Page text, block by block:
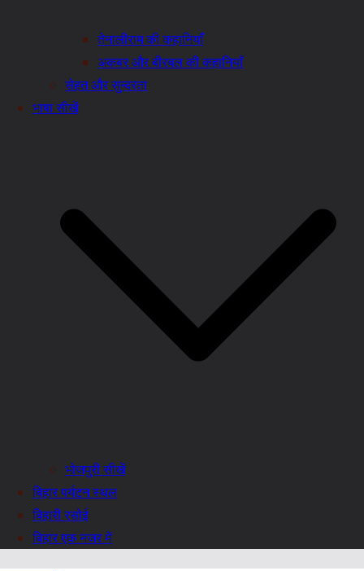
तेनालीराम की कहानियाँ
अकबर और बीरबल की कहानियाँ
सेहत और सुन्दरता
भाषा सीखें
भोजपुरी सीखें
बिहार पर्यटन स्थल
बिहारी रसोई
बिहार एक नजर में